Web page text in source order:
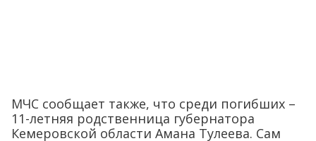
МЧС сообщает также, что среди погибших –
11-летняя родственница губернатора
Кемеровской области Амана Тулеева. Сам